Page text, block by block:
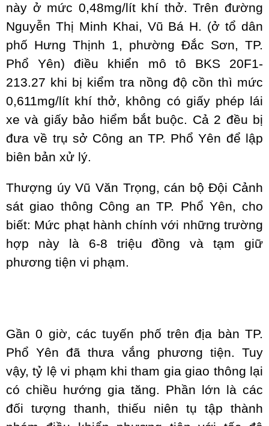
này ở mức 0,48mg/lít khí thở. Trên đường
Nguyễn Thị Minh Khai, Vũ Bá H. (ở tổ dân
phố Hưng Thịnh 1, phường Đắc Sơn, TP.
Phổ Yên) điều khiển mô tô BKS 20F1-
213.27 khi bị kiểm tra nồng độ cồn thì mức
0,611mg/lít khí thở, không có giấy phép lái
xe và giấy bảo hiểm bắt buộc. Cả 2 đều bị
đưa về trụ sở Công an TP. Phổ Yên để lập
biên bản xử lý.
Thượng úy Vũ Văn Trọng, cán bộ Đội Cảnh
sát giao thông Công an TP. Phổ Yên, cho
biết: Mức phạt hành chính với những trường
hợp này là 6-8 triệu đồng và tạm giữ
phương tiện vi phạm.
Gần 0 giờ, các tuyến phố trên địa bàn TP.
Phổ Yên đã thưa vắng phương tiện. Tuy
vậy, tỷ lệ vi phạm khi tham gia giao thông lại
có chiều hướng gia tăng. Phần lớn là các
đối tượng thanh, thiếu niên tụ tập thành